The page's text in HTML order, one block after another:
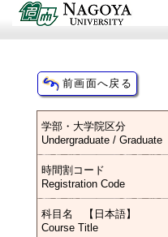
学部・大学院区分
Undergraduate / Graduate
時間割コード
Registration Code
科目名 【日本語】
Course Title